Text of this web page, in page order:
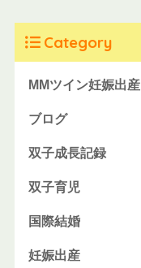
Category
MMツイン妊娠出産
ブログ
双子成長記録
双子育児
国際結婚
妊娠出産